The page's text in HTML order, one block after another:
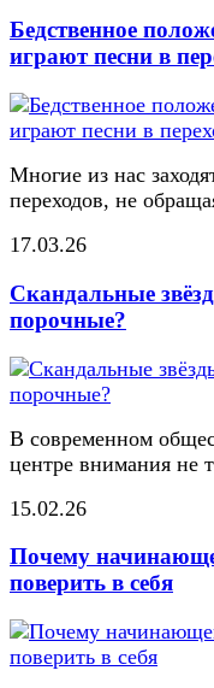
Бедственное
играют песни в
Многие из нас
переходов, не
17.03.26
Скандальные
порочные?
В современном
центре внимания не
15.02.26
Почему
поверить в себя